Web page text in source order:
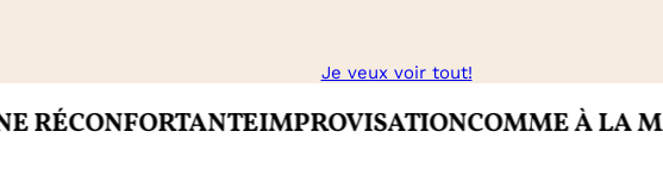
Je veux voir tout!
IMPROVISATIONCOMME À LA